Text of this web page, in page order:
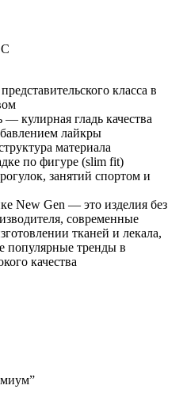
класса в
кулирная гладь качества
лайкры
материала
по фигуре (slim fit)
занятий спортом и
New Gen — это изделия без
современные
тканей и лекала,
популярные тренды в
качества